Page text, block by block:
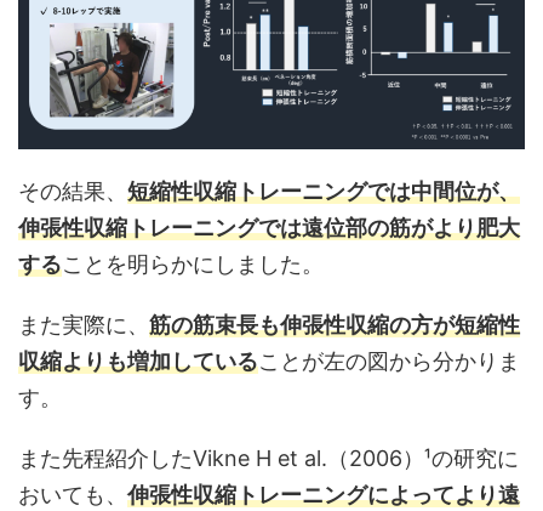
その結果、 短縮性収縮トレーニングでは中間位が、
伸張性収縮トレーニングでは遠位部の筋がより肥大
することを明らかにしました。
また実際に、 筋の筋束長も伸張性収縮の方が短縮性
収縮よりも増加していることが左の図から分かりま
す。
また先程紹介したVikne H et al.（2006）¹の研究に
おいても、伸張性収縮トレーニングによってより遠